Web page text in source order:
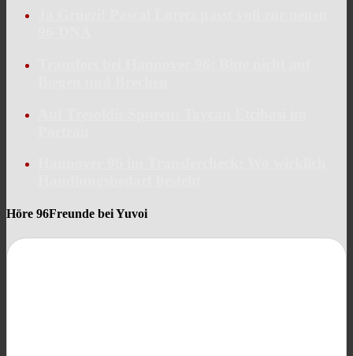
Höre 96Freunde bei Yuvoi